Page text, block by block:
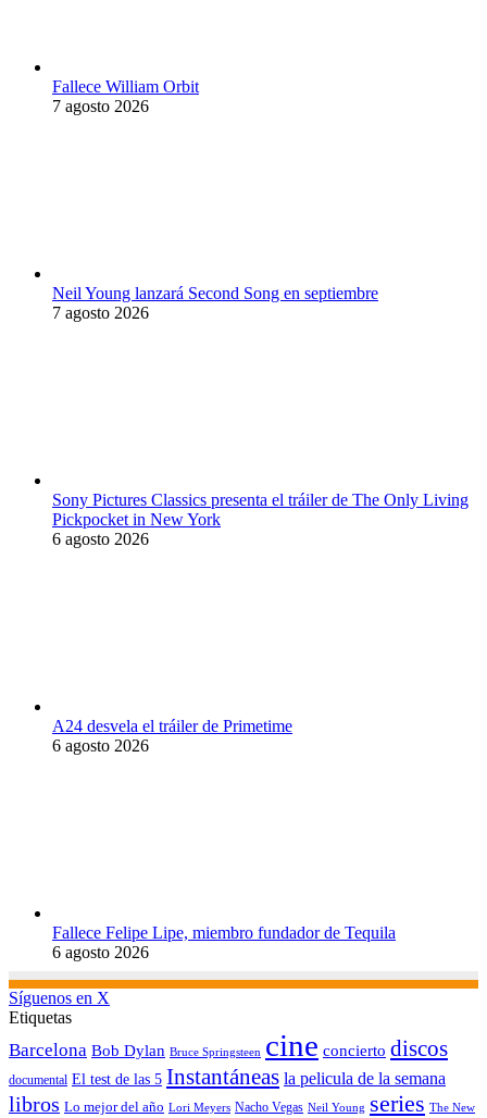
Fallece William Orbit
7 agosto 2026
Neil Young lanzará Second Song en septiembre
7 agosto 2026
Sony Pictures Classics presenta el tráiler de The Only Living
Pickpocket in New York
6 agosto 2026
A24 desvela el tráiler de Primetime
6 agosto 2026
Fallece Felipe Lipe, miembro fundador de Tequila
6 agosto 2026
Síguenos en X
Etiquetas
Barcelona Bob Dylan Bruce Springsteen cine concierto discos
documental El test de las 5 Instantáneas la pelicula de la semana
libros Lo mejor del año Lori Meyers Nacho Vegas Neil Young series The New